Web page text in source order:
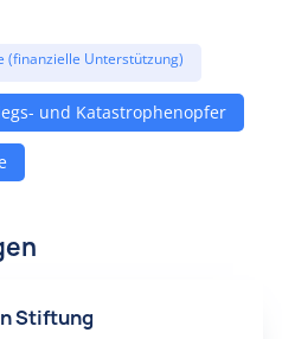
(finanzielle Unterstützung)
und Katastrophenopfer
Stiftung